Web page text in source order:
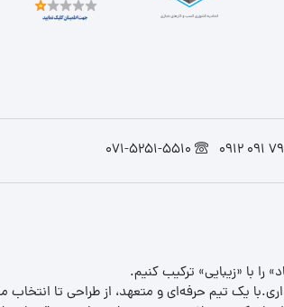
7958
071-5251-5510
یک تیم حرفه‌ای و متعهد، از طراحی تا انتخاب